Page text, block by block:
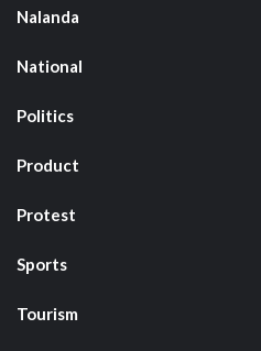
Nalanda
National
Politics
Product
Protest
Sports
Tourism